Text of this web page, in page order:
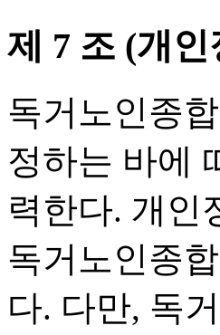
제 7 조 (개
독거노인종
정하는 바에
력한다. 개인
독거노인종
다. 다만, 독